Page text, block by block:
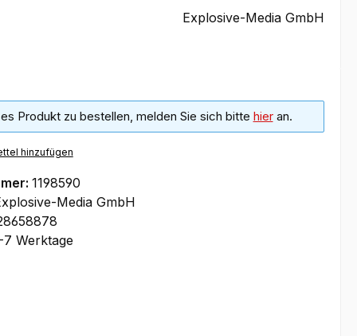
Explosive-Media GmbH
Produkt zu bestellen, melden Sie sich bitte hieran.
hinzufügen
1198590
Media GmbH
7 Werktage